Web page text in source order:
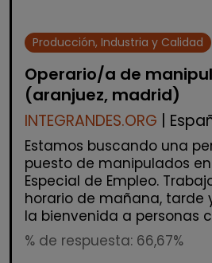
Producción, Industria y Calidad
Operario/a de
(aranjuez, madrid)
INTEGRANDES.ORG |
Estamos buscando una
puesto de manipulados
Especial de Empleo.
horario de mañana, tarde
la bienvenida a personas
% de respuesta: 66,67%